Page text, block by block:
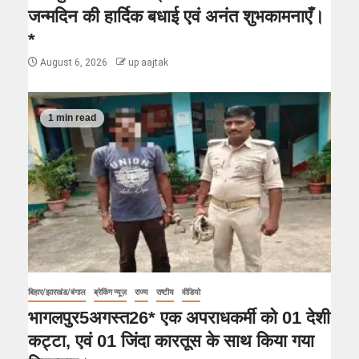
जन्मदिन की हार्दिक बधाई एवं अनंत शुभकामनाएँ।
*
August 6, 2026 up aajtak
1 min read
बिहार/झारखंड/बंगाल ब्रेकिंग न्यूज़ राज्य राष्टीय वीडियो
भागलपुर5अगस्त26* एक अपराधकर्मी को 01 देशी
कट्टा, एवं 01 जिंदा कारतूस के साथ किया गया